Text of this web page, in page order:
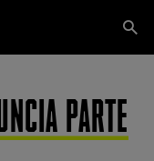
PARTE